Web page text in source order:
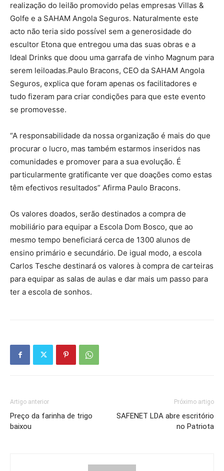
realização do leilão promovido pelas empresas Villas &
Golfe e a SAHAM Angola Seguros. Naturalmente este
acto não teria sido possível sem a generosidade do
escultor Etona que entregou uma das suas obras e a
Ideal Drinks que doou uma garrafa de vinho Magnum para
serem leiloadas.Paulo Bracons, CEO da SAHAM Angola
Seguros, explica que foram apenas os facilitadores e
tudo fizeram para criar condições para que este evento
se promovesse.
“A responsabilidade da nossa organização é mais do que
procurar o lucro, mas também estarmos inseridos nas
comunidades e promover para a sua evolução. É
particularmente gratificante ver que doações como estas
têm efectivos resultados” Afirma Paulo Bracons.
Os valores doados, serão destinados a compra de
mobiliário para equipar a Escola Dom Bosco, que ao
mesmo tempo beneficiará cerca de 1300 alunos de
ensino primário e secundário. De igual modo, a escola
Carlos Tesche destinará os valores à compra de carteiras
para equipar as salas de aulas e dar mais um passo para
ter a escola de sonhos.
Artigo anterior
Preço da farinha de trigo
baixou
Próximo artigo
SAFENET LDA abre escritório
no Patriota